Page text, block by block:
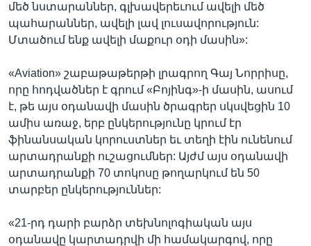
մեծ նստարաններ, գլխավերեւում ավելի մեծ
պահարաններ, ավելի լավ լուսավորություն:
Մտածում ենք ավելի մաքուր օդի մասին»:
«Aviation» շաբաթաթերթի լրագրող Գայ Նորրիսը,
որը հոդվածներ է գրում «Բոյինգ»-ի մասին, ասում
է, թե այս օդանավի մասին ծրագրեր սկսվեցին 10
ամիս առաջ, երբ ընկերությունը կրում էր
ֆինանսական կորուստներ եւ տեղի էին ունենում
արտադրանքի ուշացումներ: Այժմ այս օդանավի
արտադրանքի 70 տոկոսը թողարկում են 50
տարբեր ընկերություններ:
«21-րդ դարի բարձր տեխնոլոգիական այս
օդանավը կարտադրվի մի համակարգով, որը